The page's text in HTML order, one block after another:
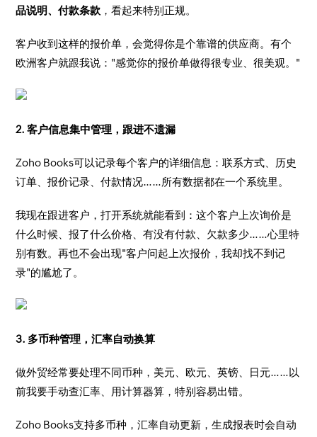
品说明、付款条款 ，看起来特别正规。
客户收到这样的报价单，会觉得你是个靠谱的供应商。有个
欧洲客户就跟我说："感觉你的报价单做得很专业、很美观。"
2. 客户信息集中管理，跟进不遗漏
Zoho Books可以记录每个客户的详细信息：联系方式、历史
订单、报价记录、付款情况……所有数据都在一个系统里。
我现在跟进客户，打开系统就能看到：这个客户上次询价是
什么时候、报了什么价格、有没有付款、欠款多少……心里特
别有数。再也不会出现"客户问起上次报价，我却找不到记
录"的尴尬了。
3. 多币种管理，汇率自动换算
做外贸经常要处理不同币种，美元、欧元、英镑、日元……以
前我要手动查汇率、用计算器算，特别容易出错。
Zoho Books支持多币种，汇率自动更新，生成报表时会自动